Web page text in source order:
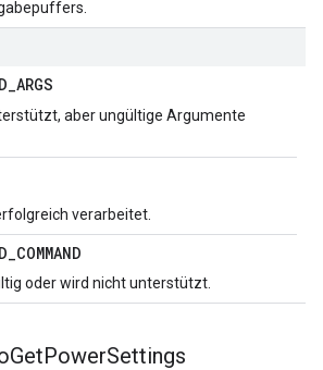
_ARGS
aber ungültige Argumente
verarbeitet.
_COMMAND
oder wird nicht unterstützt.
GetPowerSettings